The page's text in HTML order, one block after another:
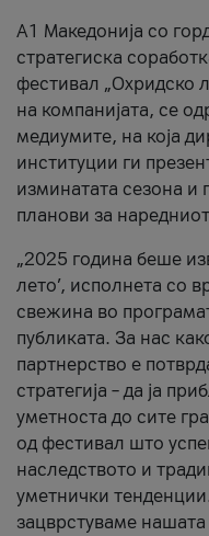
A1 Македонија со
стратегиска
фестивал „Охридско
на компанијата, се
медиумите, на која
институции ги
изминатата сезона и
планови за
„2025 година беше
лето’, исполнета со
свежина во
публиката. За нас
партнерство е
стратегија – да ја
уметноста до сите
од фестивал што
наследството и
уметнички
зацврстуваме нашата